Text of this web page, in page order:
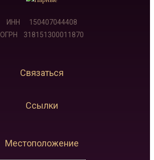
ИНН 150407044408
ОГРН 318151300011870
Связаться
Ссылки
Местоположение